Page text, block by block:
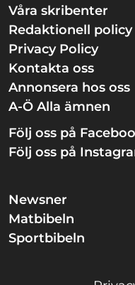
Våra skribenter
Redaktionell policy
Privacy Policy
Kontakta oss
Annonsera hos oss
A-Ö Alla ämnen
Följ oss på
Följ oss på
Newsner
Matbibeln
Sportbibeln